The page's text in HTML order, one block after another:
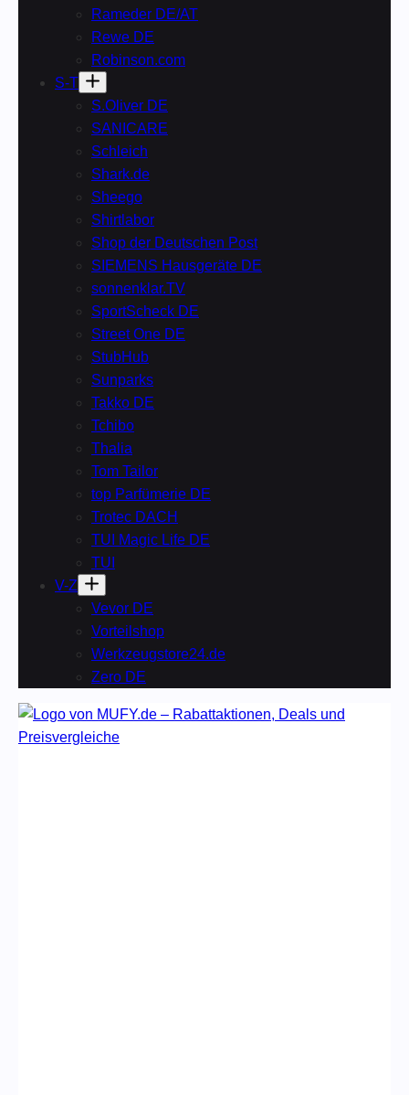
Rameder DE/AT
Rewe DE
Robinson.com
S-T
S.Oliver DE
SANICARE
Schleich
Shark.de
Sheego
Shirtlabor
Shop der Deutschen Post
SIEMENS Hausgeräte DE
sonnenklar.TV
SportScheck DE
Street One DE
StubHub
Sunparks
Takko DE
Tchibo
Thalia
Tom Tailor
top Parfümerie DE
Trotec DACH
TUI Magic Life DE
TUI
V-Z
Vevor DE
Vorteilshop
Werkzeugstore24.de
Zero DE